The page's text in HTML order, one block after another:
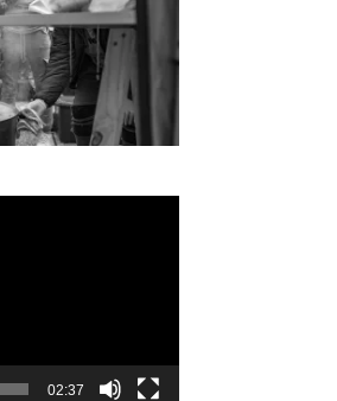
02:37